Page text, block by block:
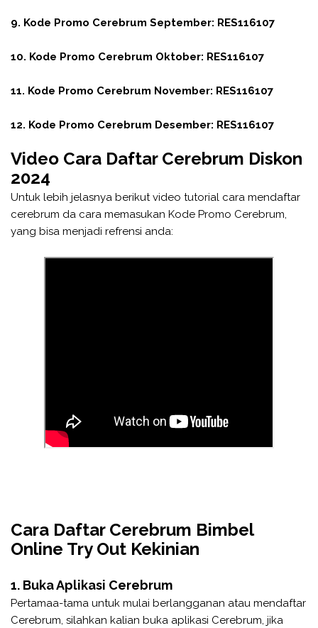
9. Kode Promo Cerebrum September: RES116107
10. Kode Promo Cerebrum Oktober: RES116107
11. Kode Promo Cerebrum November: RES116107
12. Kode Promo Cerebrum Desember: RES116107
Video Cara Daftar Cerebrum Diskon
2024
Untuk lebih jelasnya berikut video tutorial cara mendaftar
cerebrum da cara memasukan Kode Promo Cerebrum,
yang bisa menjadi refrensi anda:
Cara Daftar Cerebrum Bimbel
Online Try Out Kekinian
1. Buka Aplikasi Cerebrum
Pertamaa-tama untuk mulai berlangganan atau mendaftar
Cerebrum, silahkan kalian buka aplikasi Cerebrum, jika